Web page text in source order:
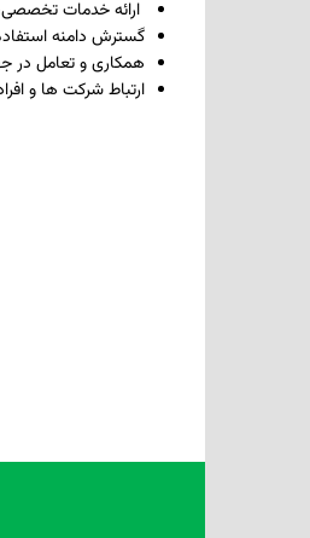
ارائه خدمات
گسترش دامنه
همکاری و تعامل در
ارتباط شرکت ها و